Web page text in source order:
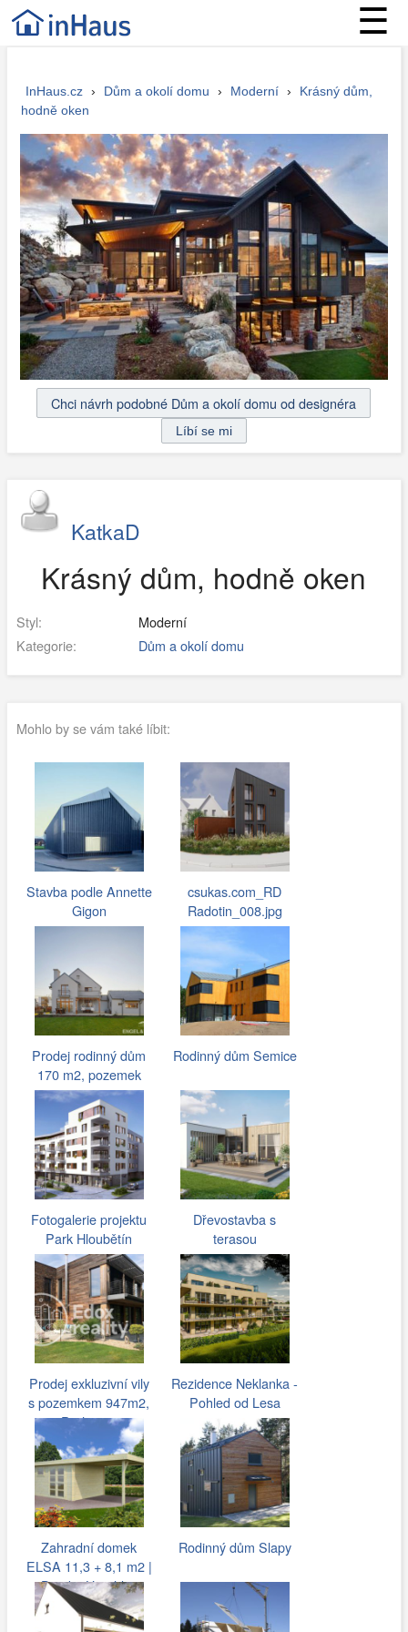
☰
InHaus.cz › Dům a okolí domu › Moderní ›
Krásný dům,
hodně oken
Chci návrh podobné Dům a okolí domu od designéra
KatkaD
Krásný dům, hodně oken
Styl:
Moderní
Kategorie:
Dům a okolí domu
Mohlo by se vám také líbit:
Stavba podle Annette
Gigon
csukas.com_RD
Radotin_008.jpg
Prodej rodinný dům
170 m2, pozemek
1136 m2
Rodinný dům Semice
Fotogalerie projektu
Park Hloubětín
Dřevostavba s
terasou
Prodej exkluzivní vily
s pozemkem 947m2,
Praha -…
Rezidence Neklanka -
Pohled od Lesa
Zahradní domek
ELSA 11,3 + 8,1 m2 |
Domky-Herold…
Rodinný dům Slapy